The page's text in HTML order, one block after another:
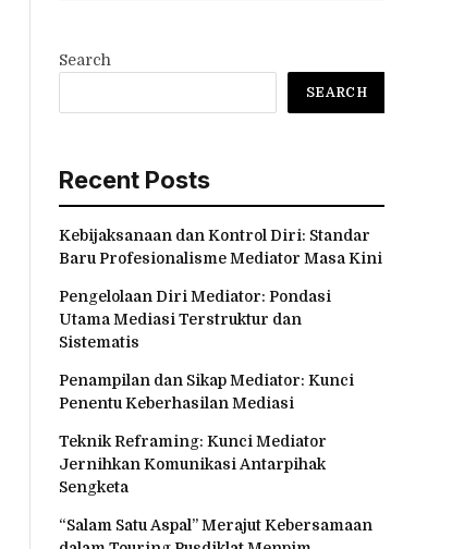
Search
SEARCH
Recent Posts
Kebijaksanaan dan Kontrol Diri: Standar
Baru Profesionalisme Mediator Masa Kini
Pengelolaan Diri Mediator: Pondasi
Utama Mediasi Terstruktur dan
Sistematis
Penampilan dan Sikap Mediator: Kunci
Penentu Keberhasilan Mediasi
Teknik Reframing: Kunci Mediator
Jernihkan Komunikasi Antarpihak
Sengketa
“Salam Satu Aspal” Merajut Kebersamaan